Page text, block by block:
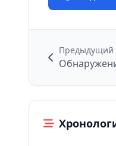
Предыдущий